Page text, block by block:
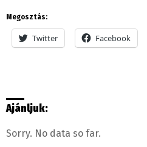
Megosztás:
Twitter Facebook
Ajánljuk:
Sorry. No data so far.